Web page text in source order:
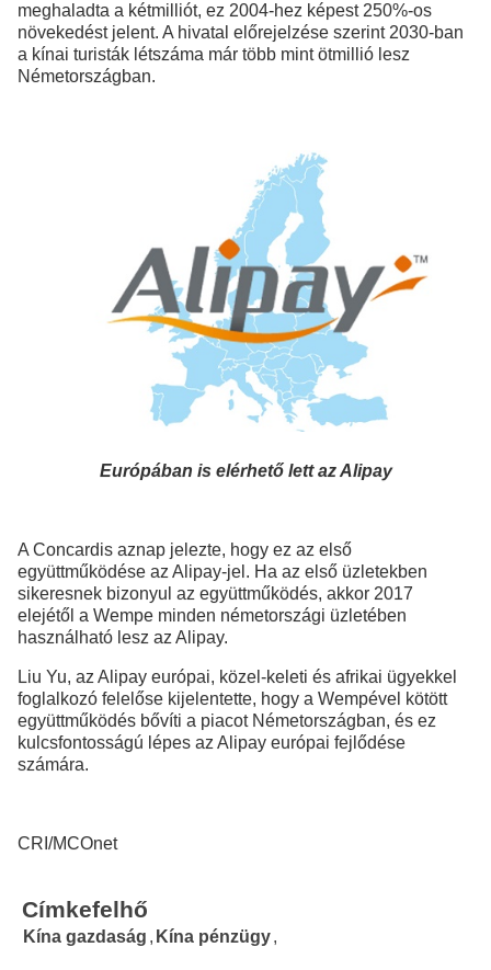
meghaladta a kétmilliót, ez 2004-hez képest 250%-os
növekedést jelent. A hivatal előrejelzése szerint 2030-ban
a kínai turisták létszáma már több mint ötmillió lesz
Németországban.
Európában is elérhető lett az Alipay
A Concardis aznap jelezte, hogy ez az első
együttműködése az Alipay-jel. Ha az első üzletekben
sikeresnek bizonyul az együttműködés, akkor 2017
elejétől a Wempe minden németországi üzletében
használható lesz az Alipay.
Liu Yu, az Alipay európai, közel-keleti és afrikai ügyekkel
foglalkozó felelőse kijelentette, hogy a Wempével kötött
együttműködés bővíti a piacot Németországban, és ez
kulcsfontosságú lépes az Alipay európai fejlődése
számára.
CRI/MCOnet
Címkefelhő
Kína gazdaság , Kína pénzügy,